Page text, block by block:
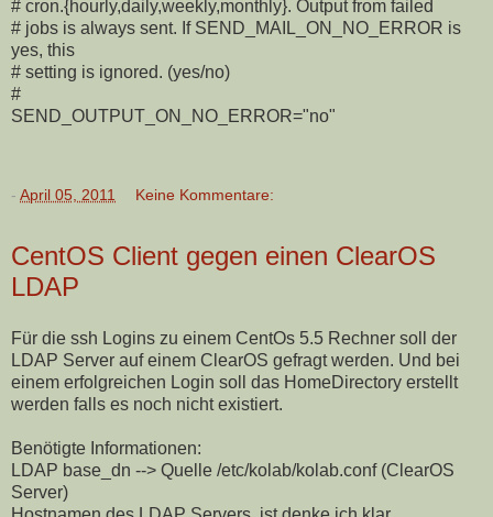
# cron.{hourly,daily,weekly,monthly}. Output from failed
# jobs is always sent. If SEND_MAIL_ON_NO_ERROR is
yes, this
# setting is ignored. (yes/no)
#
SEND_OUTPUT_ON_NO_ERROR="no"
- April 05, 2011 Keine Kommentare:
CentOS Client gegen einen ClearOS
LDAP
Für die ssh Logins zu einem CentOs 5.5 Rechner soll der
LDAP Server auf einem ClearOS gefragt werden. Und bei
einem erfolgreichen Login soll das HomeDirectory erstellt
werden falls es noch nicht existiert.
Benötigte Informationen:
LDAP base_dn --> Quelle /etc/kolab/kolab.conf(ClearOS
Server)